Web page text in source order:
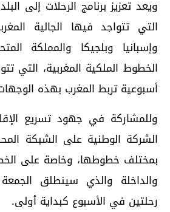
ويعد تعزيز برنامج الرحلات إلى
التي تتواجد فيها الجالية
وإسبانيا وبلجيكا والمملكة
أسبوعية تربط المغرب بهذه
وللمشاركة في جهود تسريع
الشركة الوطنية على الشبكة
بمختلف خطوطها، وخاصة على
والداخلة والذي سينطلق
رحلتين في الأسبوع كبداية أولى.